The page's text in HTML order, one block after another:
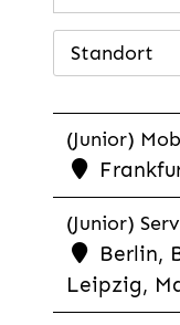
Standort
(Junior)
(Junior)
Berlin,
Leipzig,